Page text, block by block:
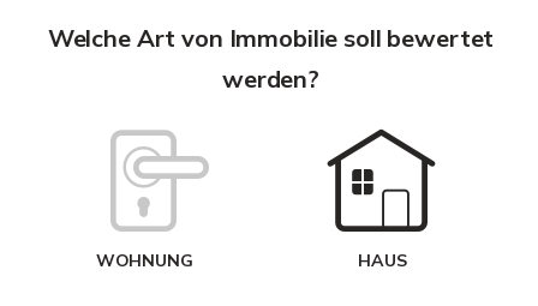
Welche Art von Immobilie soll bewertet
werden?
WOHNUNG HAUS